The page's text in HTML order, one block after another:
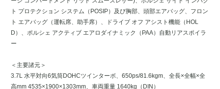
ト プロテクション システム（POSIP）及び胸部、頭部エアバッグ、フロン
ト エアバッグ（運転席、助手席）、ドライブ オフ アシスト機能（HOL
D）、ポルシェ アクティブ エアロダイナミック（PAA）自動リアスポイラ
ー
＜主要諸元＞
3.7L 水平対向6気筒DOHCツインターボ、650ps/81.6kgm、全長×全幅×全
高mm 4535×1900×1303mm、車両重量 1640kg（DIN）